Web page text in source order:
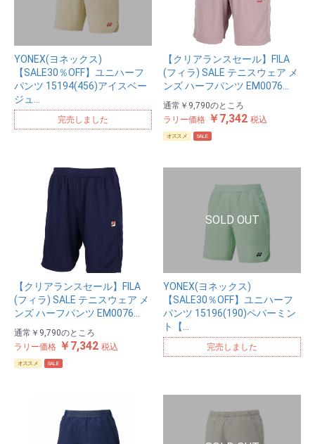
YONEX(ヨネックス)
【SALE30％OFF】ユニハーフ
パンツ 15194(456)アイスベー
ジュ…
完売しました
【クリアランスセール】FILA
(フィラ) SALE テニスウェア メ
ンズ ハーフパンツ EM0076…
通常 ￥9,790のところ
ラリー価格 ￥7,342 税込
オススメ SALE
【クリアランスセール】FILA
(フィラ) SALE テニスウェア メ
ンズ ハーフパンツ EM0076…
通常 ￥9,790のところ
ラリー価格 ￥7,342 税込
オススメ SALE
YONEX(ヨネックス)
【SALE30％OFF】ユニハーフ
パンツ 15196(190)ペパーミン
ト【…
完売しました